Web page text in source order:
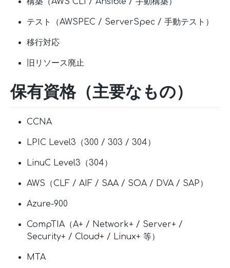
テスト（AWSPEC / ServerSpec / 手動テスト）
移行対応
旧リソース廃止
保有資格（主要なもの）
CCNA
LPIC Level3（300 / 303 / 304）
LinuC Level3（304）
AWS（CLF / AIF / SAA / SOA / DVA / SAP）
Azure-900
CompTIA（A+ / Network+ / Server+ /
Security+ / Cloud+ / Linux+ 等）
MTA